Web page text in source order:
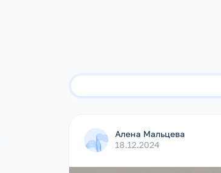
Алена Мальцева
18.12.2024